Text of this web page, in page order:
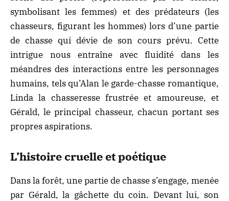
symbolisant les femmes) et des prédateurs (les
chasseurs, figurant les hommes) lors d’une partie
de chasse qui dévie de son cours prévu. Cette
intrigue nous entraîne avec fluidité dans les
méandres des interactions entre les personnages
humains, tels qu’Alan le garde-chasse romantique,
Linda la chasseresse frustrée et amoureuse, et
Gérald, le principal chasseur, chacun portant ses
propres aspirations.
L’histoire cruelle et poétique
Dans la forêt, une partie de chasse s’engage, menée
par Gérald, la gâchette du coin. Devant lui, son